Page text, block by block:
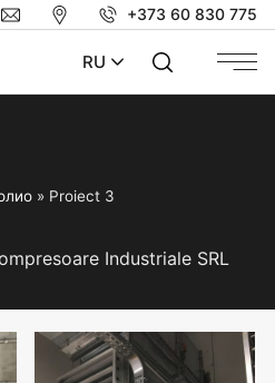
+373 60 830 775
RU
» Proiect 3
Industriale SRL